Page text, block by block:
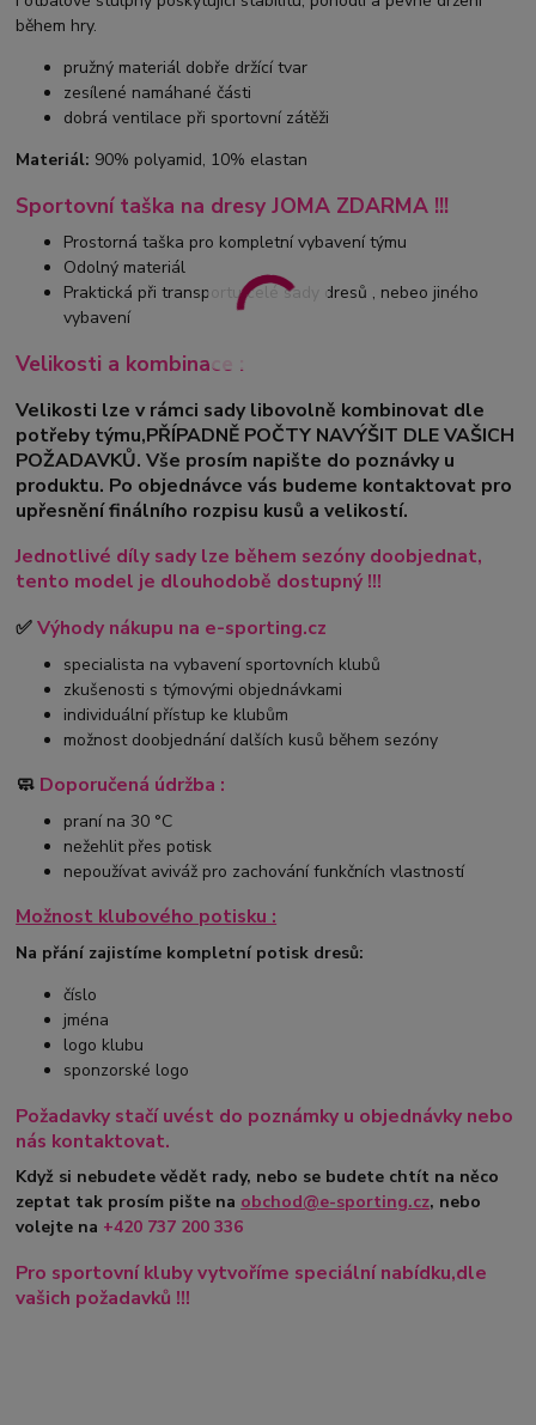
během hry.
pružný materiál dobře držící tvar
zesílené namáhané části
dobrá ventilace při sportovní zátěži
Materiál: 90% polyamid, 10% elastan
Sportovní taška na dresy JOMA ZDARMA !!!
Prostorná taška pro kompletní vybavení týmu
Odolný materiál
Praktická při transportu celé sady dresů , nebeo jiného
vybavení
Velikosti a kombinace :
Velikosti lze v rámci sady libovolně kombinovat dle
potřeby týmu,PŘÍPADNĚ POČTY NAVÝŠIT DLE VAŠICH
POŽADAVKŮ. Vše prosím napište do poznávky u
produktu. Po objednávce vás budeme kontaktovat pro
upřesnění finálního rozpisu kusů a velikostí.
Jednotlivé díly sady lze během sezóny doobjednat,
tento model je dlouhodobě dostupný !!!
✅Výhody nákupu na e-sporting.cz
specialista na vybavení sportovních klubů
zkušenosti s týmovými objednávkami
individuální přístup ke klubům
možnost doobjednání dalších kusů během sezóny
🧼 Doporučená údržba :
praní na 30 °C
nežehlit přes potisk
nepoužívat aviváž pro zachování funkčních vlastností
Možnost klubového potisku :
Na přání zajistíme kompletní potisk dresů:
číslo
jména
logo klubu
sponzorské logo
Požadavky stačí uvést do poznámky u objednávky nebo
nás kontaktovat.
Když si nebudete vědět rady, nebo se budete chtít na něco
zeptat tak prosím pište na obchod@e-sporting.cz, nebo
volejte na +420 737 200 336
Pro sportovní kluby vytvoříme speciální nabídku,dle
vašich požadavků !!!